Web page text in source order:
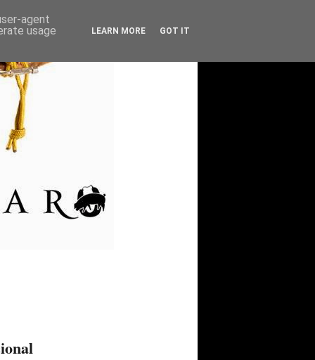
agent
usage
LEARN MORE GOT IT